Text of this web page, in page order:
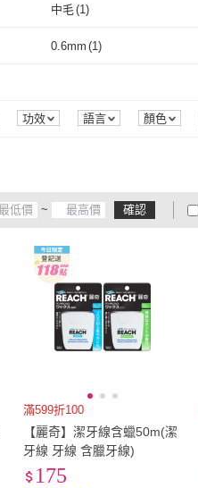
幼獅文化TENGSHUYEN 舒心美
幼獅文化
中毛 (1)
中毛
0.6mm (1)
功效 語言 顏色
~ 確認
滿599折100
【麗奇】潔牙線含蠟50m(潔
牙線 牙線 含臘牙線)
175